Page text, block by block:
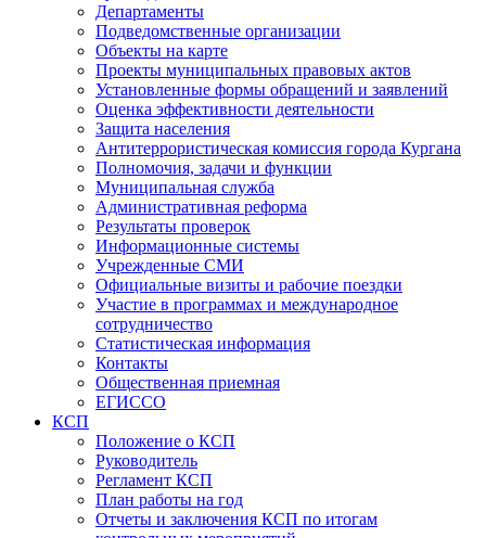
Департаменты
Подведомственные организации
Объекты на карте
Проекты муниципальных правовых актов
Установленные формы обращений и заявлений
Оценка эффективности деятельности
Защита населения
Антитеррористическая комиссия города Кургана
Полномочия, задачи и функции
Муниципальная служба
Административная реформа
Результаты проверок
Информационные системы
Учрежденные СМИ
Официальные визиты и рабочие поездки
Участие в программах и международное
сотрудничество
Статистическая информация
Контакты
Общественная приемная
ЕГИССО
КСП
Положение о КСП
Руководитель
Регламент КСП
План работы на год
Отчеты и заключения КСП по итогам